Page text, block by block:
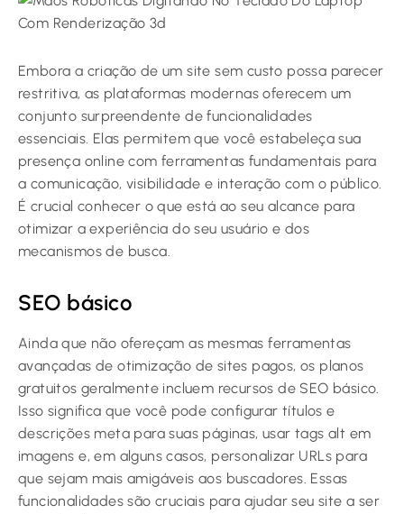
Embora a criação de um site sem custo possa parecer
restritiva, as plataformas modernas oferecem um
conjunto surpreendente de funcionalidades
essenciais. Elas permitem que você estabeleça sua
presença online com ferramentas fundamentais para
a comunicação, visibilidade e interação com o público.
É crucial conhecer o que está ao seu alcance para
otimizar a experiência do seu usuário e dos
mecanismos de busca.
SEO básico
Ainda que não ofereçam as mesmas ferramentas
avançadas de otimização de sites pagos, os planos
gratuitos geralmente incluem recursos de SEO básico.
Isso significa que você pode configurar títulos e
descrições meta para suas páginas, usar tags alt em
imagens e, em alguns casos, personalizar URLs para
que sejam mais amigáveis aos buscadores. Essas
funcionalidades são cruciais para ajudar seu site a ser